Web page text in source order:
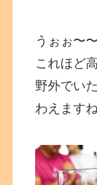
うぉぉ〜
これほど
野外でい
わえます